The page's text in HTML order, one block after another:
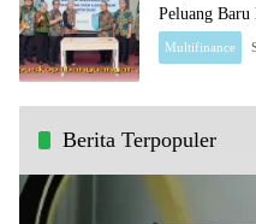
Peluang Baru
Multifinance
Berita Terpopuler